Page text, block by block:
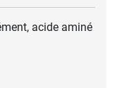
acide aminé